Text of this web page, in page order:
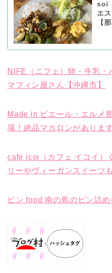
soi
エ
【
NIFE（ニフェ）卵・牛乳・
マフィン屋さん【沖縄市】
Made in ピエール・エルメ
場！絶品マカロンがありま
cafe icoi（カフェ イコイ）
リーやヴィーガンスイーツ
ビン food 南の島のビン詰め